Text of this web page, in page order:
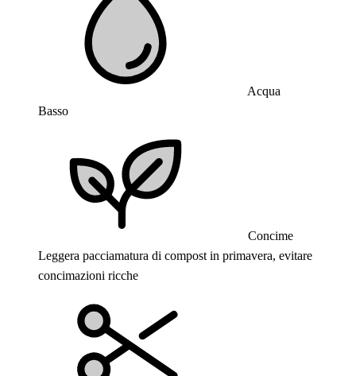
Acqua
Basso
Concime
Leggera pacciamatura di compost in primavera, evitare
concimazioni ricche